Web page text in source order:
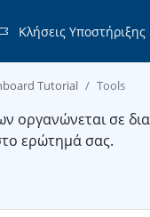
Κλήσεις Υποστήριξης
Tutorial Tools
οργανώνεται σε
ερώτημά σας.